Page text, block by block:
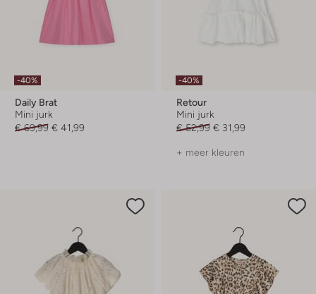
-40%
Daily Brat
Mini jurk
€ 69,99 € 41,99
-40%
Retour
Mini jurk
€ 52,99 € 31,99
+ meer kleuren